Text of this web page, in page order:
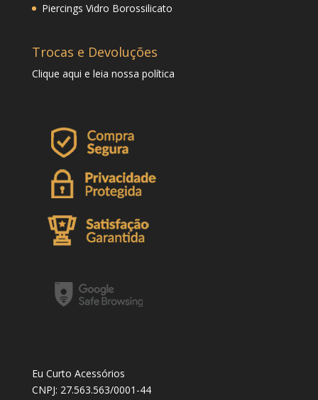
Piercings Vidro Borossilicato
Trocas e Devoluções
Clique aqui e leia nossa política
Eu Curto Acessórios
CNPJ: 27.563.563/0001-44